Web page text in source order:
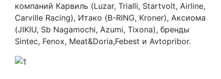
компаний Карвиль (Luzar, Trialli, Startvolt, Airline,
Carville Racing), Итако (B-RING, Kroner), Аксиома
(JIKIU, Sb Nagamochi, Azumi, Tixona), бренды
Sintec, Fenox, Meat&Doria,Febest и Avtopribor.